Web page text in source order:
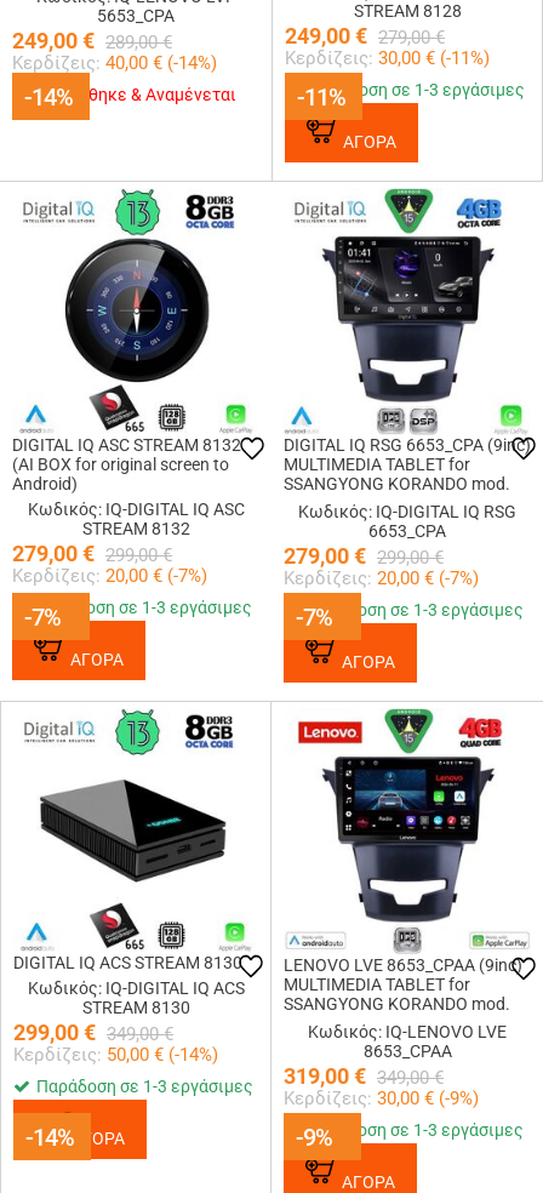
-14%
5653_CPA
249,00€ 289,00 €
Κερδίζεις: 40,00 € (-14%)
-14%
Εξαντλήθηκε & Αναμένεται -11%
STREAM 8128
249,00€ 279,00 €
Κερδίζεις: 30,00 € (-11%)
-11%
Παράδοση σε 1-3 εργάσιμες
ΑΓΟΡΑ
-7%
DIGITAL IQ ASC STREAM 8132
(AI BOX for original screen to
Android)
Κωδικός: IQ-DIGITAL IQ ASC
STREAM 8132
279,00€ 299,00 €
Κερδίζεις: 20,00 € (-7%)
-7%
Παράδοση σε 1-3 εργάσιμες
ΑΓΟΡΑ
-7%
DIGITAL IQ RSG 6653_CPA (9inc)
MULTIMEDIA TABLET for
SSANGYONG KORANDO mod.
2014-2019
Κωδικός: IQ-DIGITAL IQ RSG
6653_CPA
279,00€ 299,00 €
Κερδίζεις: 20,00 € (-7%)
-7%
Παράδοση σε 1-3 εργάσιμες
ΑΓΟΡΑ
-14%
DIGITAL IQ ACS STREAM 8130
Κωδικός: IQ-DIGITAL IQ ACS
STREAM 8130
299,00€ 349,00 €
Κερδίζεις: 50,00 € (-14%)
-14%
Παράδοση σε 1-3 εργάσιμες
ΑΓΟΡΑ -9%
LENOVO LVE 8653_CPAA (9inc)
MULTIMEDIA TABLET for
SSANGYONG KORANDO mod.
2014-2019
Κωδικός: IQ-LENOVO LVE
8653_CPAA
319,00€ 349,00 €
Κερδίζεις: 30,00 € (-9%)
-9%
Παράδοση σε 1-3 εργάσιμες
ΑΓΟΡΑ